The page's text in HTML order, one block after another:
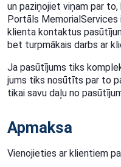
un paziņojiet viņam par
Portāls MemorialServices
klienta kontaktus
bet turpmākais darbs ar
Ja pasūtījums tiks
jums tiks nosūtīts par to
tikai savu daļu no
Apmaksa
Vienojieties ar klientiem